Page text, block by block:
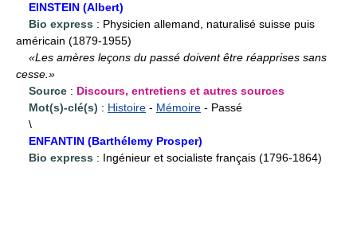
EINSTEIN (Albert)
Bio express : Physicien allemand, naturalisé suisse puis
américain (1879-1955)
«Les amères leçons du passé doivent être réapprises sans
cesse.»
Source : Discours, entretiens et autres sources
Mot(s)-clé(s) : Histoire - Mémoire - Passé
\
ENFANTIN (Barthélemy Prosper)
Bio express : Ingénieur et socialiste français (1796-1864)